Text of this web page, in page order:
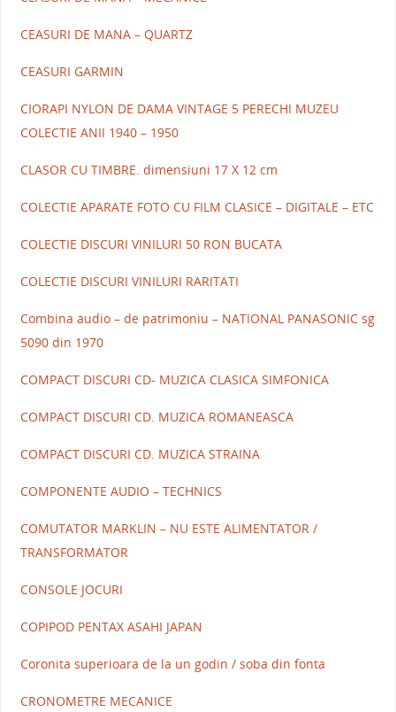
CEASURI DE MANA – QUARTZ
CEASURI GARMIN
CIORAPI NYLON DE DAMA VINTAGE 5 PERECHI MUZEU
COLECTIE ANII 1940 – 1950
CLASOR CU TIMBRE. dimensiuni 17 X 12 cm
COLECTIE APARATE FOTO CU FILM CLASICE – DIGITALE – ETC
COLECTIE DISCURI VINILURI 50 RON BUCATA
COLECTIE DISCURI VINILURI RARITATI
Combina audio – de patrimoniu – NATIONAL PANASONIC sg
5090 din 1970
COMPACT DISCURI CD- MUZICA CLASICA SIMFONICA
COMPACT DISCURI CD. MUZICA ROMANEASCA
COMPACT DISCURI CD. MUZICA STRAINA
COMPONENTE AUDIO – TECHNICS
COMUTATOR MARKLIN – NU ESTE ALIMENTATOR /
TRANSFORMATOR
CONSOLE JOCURI
COPIPOD PENTAX ASAHI JAPAN
Coronita superioara de la un godin / soba din fonta
CRONOMETRE MECANICE